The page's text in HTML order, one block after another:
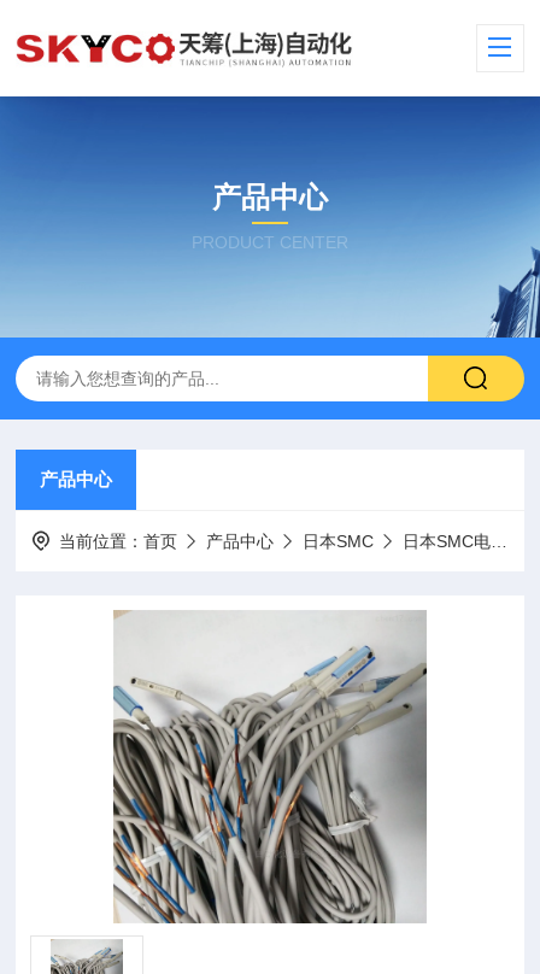
产品中心
PRODUCT CENTER
产品中心
当前位置：首页 产品中心 日本SMC 日本SMC电磁阀